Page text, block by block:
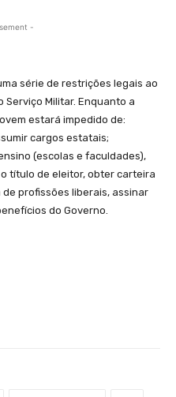
-
série de restrições legais ao
Serviço Militar. Enquanto a
estará impedido de:
cargos estatais;
(escolas e faculdades),
título de eleitor, obter carteira
profissões liberais, assinar
do Governo.